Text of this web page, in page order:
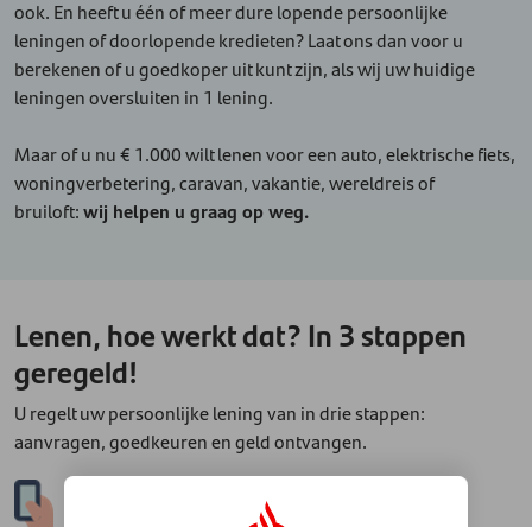
ook. En heeft u één of meer dure lopende persoonlijke
leningen of doorlopende kredieten? Laat ons dan voor u
berekenen of u goedkoper uit kunt zijn, als wij uw huidige
leningen oversluiten in 1 lening.
Maar of u nu € 1.000 wilt lenen voor een auto, elektrische fiets,
woningverbetering, caravan, vakantie, wereldreis of
bruiloft:wij helpen u graag op weg.
Lenen, hoe werkt dat? In 3 stappen
geregeld!
U regelt uw persoonlijke lening van in drie stappen:
aanvragen, goedkeuren en geld ontvangen.